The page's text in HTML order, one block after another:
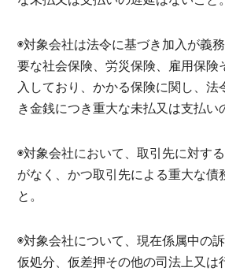
◉対象会社は法令に基づき加入が義
要な社会保険、労災保険、雇用保険
入しており、かかる保険に関し、法
き金銭につき重大な未払又は支払い
◉対象会社において、取引先に対す
がなく、かつ取引先による重大な債
と。
◉対象会社について、現在係属中の
仮処分、仮差押その他の司法上又は